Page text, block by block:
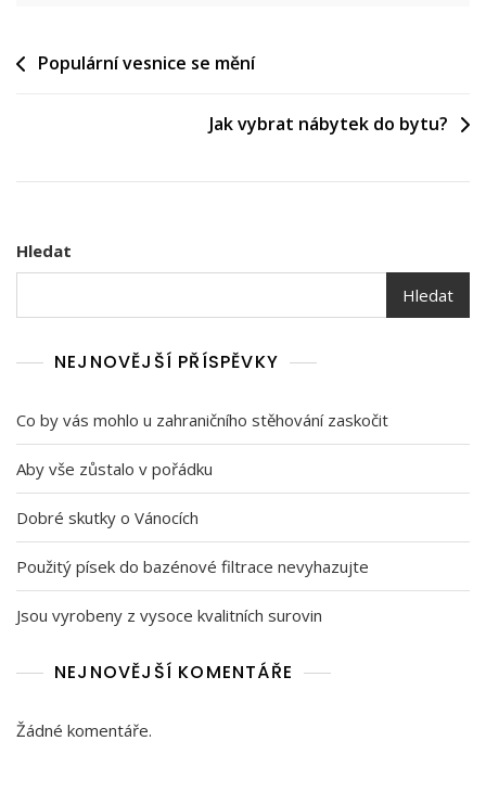
Navigace
Populární vesnice se mění
Jak vybrat nábytek do bytu?
Hledat
Hledat
NEJNOVĚJŠÍ PŘÍSPĚVKY
Co by vás mohlo u zahraničního stěhování zaskočit
Aby vše zůstalo v pořádku
Dobré skutky o Vánocích
Použitý písek do bazénové filtrace nevyhazujte
Jsou vyrobeny z vysoce kvalitních surovin
NEJNOVĚJŠÍ KOMENTÁŘE
Žádné komentáře.